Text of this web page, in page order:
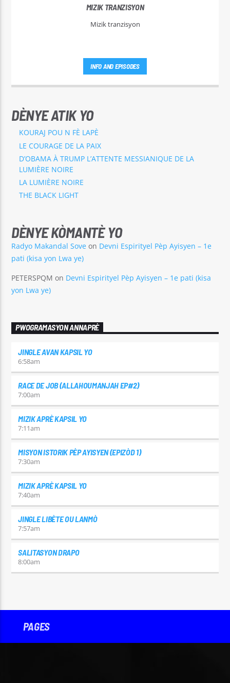
MIZIK TRANZISYON
Mizik tranzisyon
INFO AND EPISODES
DÈNYE ATIK YO
KOURAJ POU N FÈ LAPÈ
LE COURAGE DE LA PAIX
D’OBAMA À TRUMP L’ATTENTE MESSIANIQUE DE LA
LUMIÈRE NOIRE
LA LUMIÈRE NOIRE
THE BLACK LIGHT
DÈNYE KÒMANTÈ YO
Radyo Makandal Sove on Devni Espirityel Pèp Ayisyen – 1e
pati (kisa yon Lwa ye)
PETERSPQM on Devni Espirityel Pèp Ayisyen – 1e pati (kisa
yon Lwa ye)
PWOGRAMASYON ANNAPRÈ
JINGLE AVAN KAPSIL YO
6:58am
RACE DE JOB (ALLAHOUMANJAH EP#2)
7:00am
MIZIK APRÈ KAPSIL YO
7:11am
MISYON ISTORIK PÈP AYISYEN (EPIZÒD 1)
7:30am
MIZIK APRÈ KAPSIL YO
7:40am
JINGLE LIBÈTE OU LANMÒ
7:57am
SALITASYON DRAPO
8:00am
PAGES